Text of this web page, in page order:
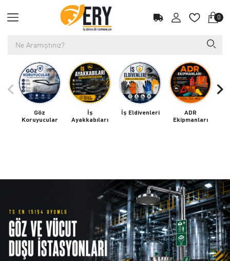
0
Göz
Koruyucular
İş
Ayakkabıları
İş Eldivenleri
ADR
Ekipmanları